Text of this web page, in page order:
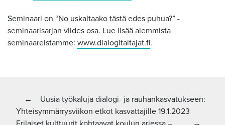
Seminaari on “No uskaltaako tästä edes puhua?” -
seminaarisarjan viides osa. Lue lisää aiemmista
seminaareistamme: www.dialogitaitajat.fi.
Artikkelien
← Edellinen artikkeli:
Uusia työkaluja dialogi- ja rauhankasvatukseen:
Yhteisymmärrysviikon etkot kasvattajille 19.1.2023
Seuraava artikkeli